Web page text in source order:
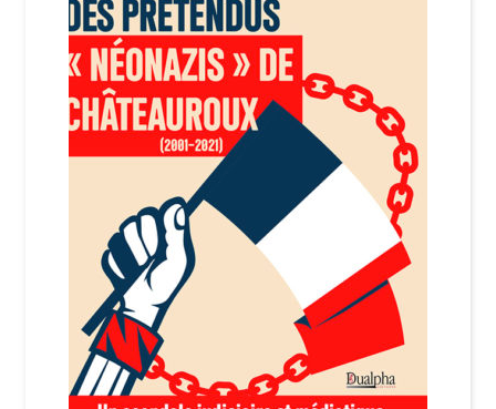
Login Customizer
Newsletter
Nous Contacter
Panier
Politique de confidentialité et cookies
Qui sommes-nous ?
Soutien à Philippe Randa
Suivi de la Commande